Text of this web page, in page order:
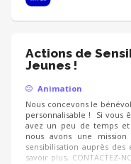
Actions de
Jeunes !
Animation
Nous concevons le
personnalisable ! Si vous
avez un peu de temps et
nous avons une
sensibilisation auprès des
savoir plus,